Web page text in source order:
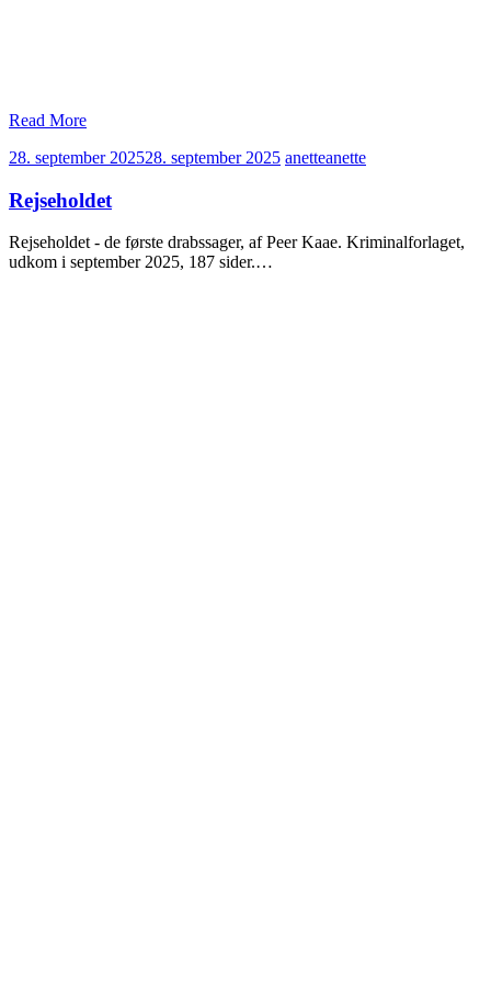
Read More
28. september 202528. september 2025 anetteanette
Rejseholdet
Rejseholdet - de første drabssager, af Peer Kaae. Kriminalforlaget,
udkom i september 2025, 187 sider.…